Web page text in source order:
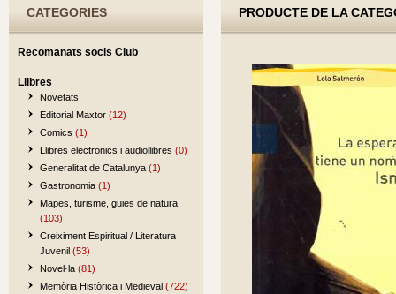
CATEGORIES
Recomanats socis Club
Llibres
Novetats
Editorial Maxtor (12)
Comics (1)
Llibres electronics i audiollibres (0)
Generalitat de Catalunya (1)
Gastronomia (1)
Mapes, turisme, guies de natura
(103)
Creiximent Espiritual / Literatura
Juvenil (53)
Novel·la (81)
Memòria Històrica i Medieval (722)
PRODUCTE DE LA